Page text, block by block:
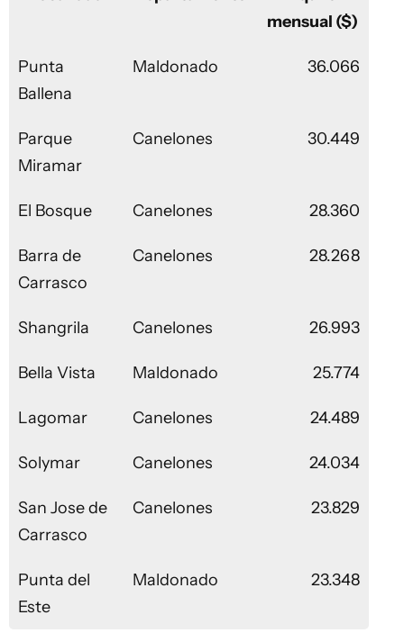
mensual ($)
Punta
Ballena
Maldonado 36.066
Parque
Miramar
Canelones 30.449
El Bosque Canelones 28.360
Barra de
Carrasco
Canelones 28.268
Shangrila Canelones 26.993
Bella Vista Maldonado 25.774
Lagomar Canelones 24.489
Solymar Canelones 24.034
San Jose de
Carrasco
Canelones 23.829
Punta del
Este
Maldonado 23.348